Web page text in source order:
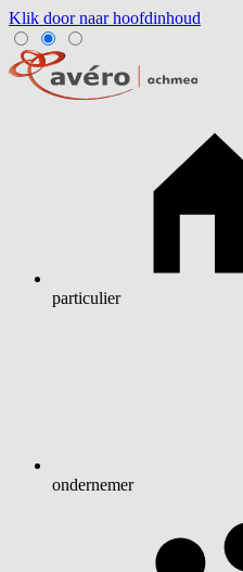
Klik door naar hoofdinhoud
particulier
ondernemer